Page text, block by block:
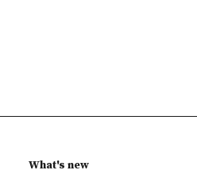
What's new